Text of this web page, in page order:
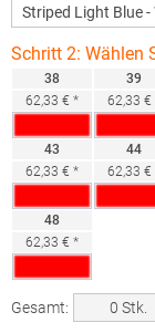
Schritt 2: Wählen
38
62,33 € *
39
62,33 €
43
62,33 € *
44
62,33 €
48
62,33 € *
Gesamt: 0 Stk.